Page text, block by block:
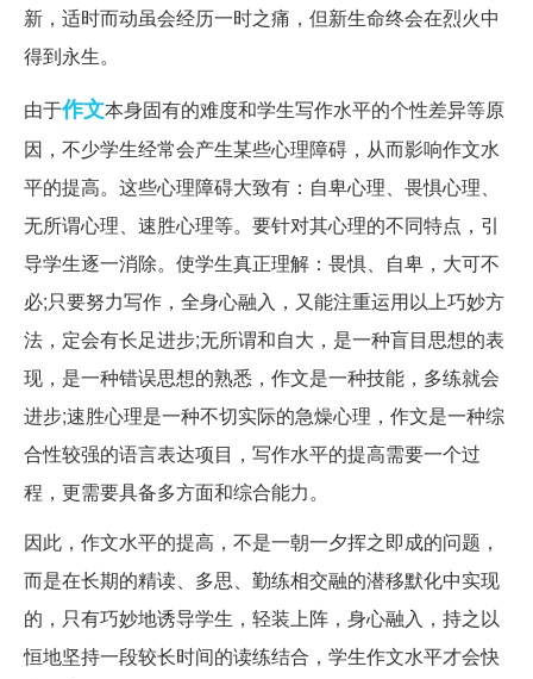
新，适时而动虽会经历一时之痛，但新生命终会在烈火中
得到永生。
由于作文本身固有的难度和学生写作水平的个性差异等原
因，不少学生经常会产生某些心理障碍，从而影响作文水
平的提高。这些心理障碍大致有：自卑心理、畏惧心理、
无所谓心理、速胜心理等。要针对其心理的不同特点，引
导学生逐一消除。使学生真正理解：畏惧、自卑，大可不
必;只要努力写作，全身心融入，又能注重运用以上巧妙方
法，定会有长足进步;无所谓和自大，是一种盲目思想的表
现，是一种错误思想的熟悉，作文是一种技能，多练就会
进步;速胜心理是一种不切实际的急燥心理，作文是一种综
合性较强的语言表达项目，写作水平的提高需要一个过
程，更需要具备多方面和综合能力。
因此，作文水平的提高，不是一朝一夕挥之即成的问题，
而是在长期的精读、多思、勤练相交融的潜移默化中实现
的，只有巧妙地诱导学生，轻装上阵，身心融入，持之以
恒地坚持一段较长时间的读练结合，学生作文水平才会快